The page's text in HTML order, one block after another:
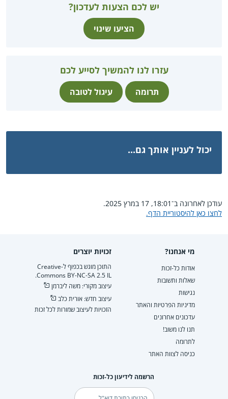
יש לכם הצעות לעדכון?
הציעו שינוי
עזרו לנו להמשיך לסייע לכם
תרומה עיגול לטובה
יכול לעניין אותך גם...
עודכן לאחרונה ב־18:01, 17 במרץ 2025.
לחצו כאן להיסטוריית הדף.
מי אנחנו?
אודות כל-זכות
שאלות ותשובות
נגישות
מדיניות הפרטיות והאתר
עדכונים אחרונים
תנו לנו משוב!
לתרומה
כניסה לצוות האתר
זכויות יוצרים
התוכן מוגש בכפוף ל-Creative
Commons BY-NC-SA 2.5 IL.
עיצוב מקורי: משה ליברמן
עיצוב חדש: אורית כלב
הזכויות לעיצוב שמורות לכל זכות
הרשמה לידיעון כל-זכות
דוא"ל